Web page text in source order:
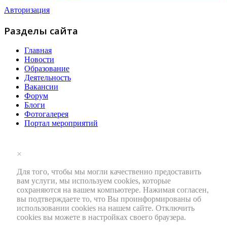
Авторизация
Разделы сайта
Главная
Новости
Образование
Деятельность
Вакансии
Форум
Блоги
Фотогалерея
Портал мероприятий
×
Для того, чтобы мы могли качественно предоставить
вам услуги, мы используем cookies, которые
сохраняются на вашем компьютере. Нажимая согласен,
вы подтверждаете то, что Вы проинформированы об
использовании cookies на нашем сайте. Отключить
cookies вы можете в настройках своего браузера.